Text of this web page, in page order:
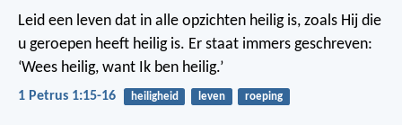
Leid een leven dat in alle opzichten heilig is, zoals Hij die
u geroepen heeft heilig is. Er staat immers geschreven:
‘Wees heilig, want Ik ben heilig.’
1 Petrus 1:15-16 heiligheid leven roeping